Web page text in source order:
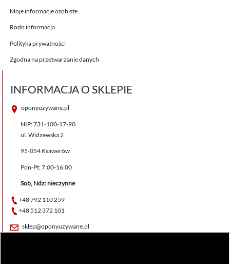
Moje informacje osobiste
Rodo informacja
Polityka prywatności
Zgodna na przetwarzanie danych
INFORMACJA O SKLEPIE
oponyuzywane.pl
NIP: 731-100-17-90
ul. Widzewska 2
95-054 Ksawerów
Pon-Pt: 7:00-16:00
Sob, Ndz: nieczynne
+48 792 110 259
+48 512 372 101
sklep@oponyuzywane.pl